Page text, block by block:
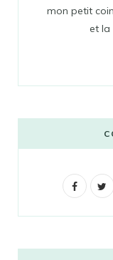
mon petit
et la
F